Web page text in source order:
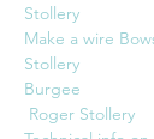
Stollery
Make a wire
Stollery
Roger Stollery